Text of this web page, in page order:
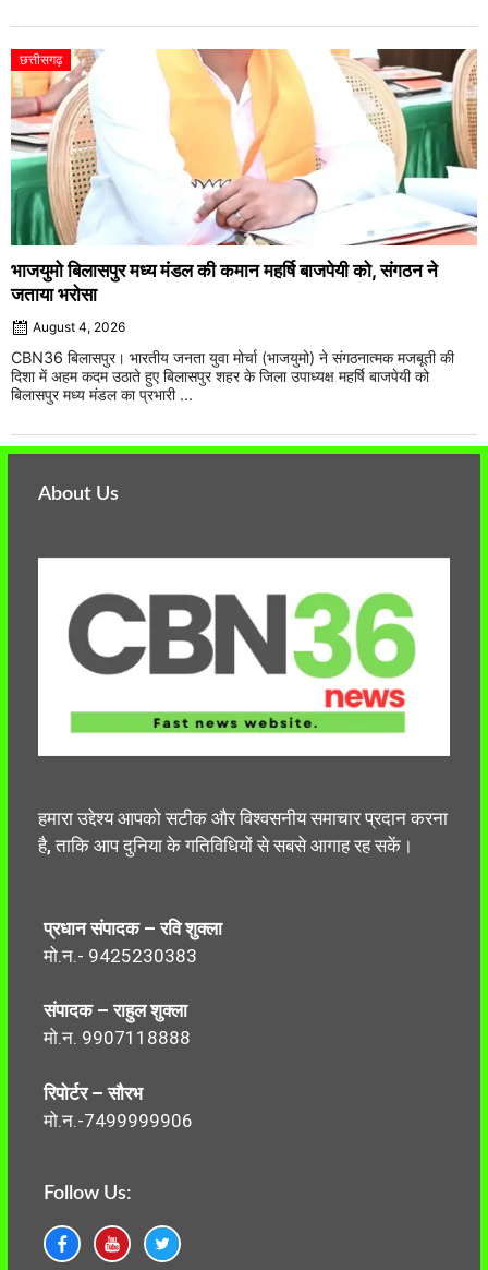
छत्तीसगढ़
भाजयुमो बिलासपुर मध्य मंडल की कमान महर्षि बाजपेयी को, संगठन ने
जताया भरोसा
August 4, 2026
CBN36 बिलासपुर। भारतीय जनता युवा मोर्चा (भाजयुमो) ने संगठनात्मक मजबूती की
दिशा में अहम कदम उठाते हुए बिलासपुर शहर के जिला उपाध्यक्ष महर्षि बाजपेयी को
बिलासपुर मध्य मंडल का प्रभारी ...
About Us
हमारा उद्देश्य आपको सटीक और विश्वसनीय समाचार प्रदान करना
है, ताकि आप दुनिया के गतिविधियों से सबसे आगाह रह सकें।
प्रधान संपादक – रवि शुक्ला
मो.न.- 9425230383
संपादक – राहुल शुक्ला
मो.न. 9907118888
रिपोर्टर – सौरभ
मो.न.-7499999906
Follow Us: